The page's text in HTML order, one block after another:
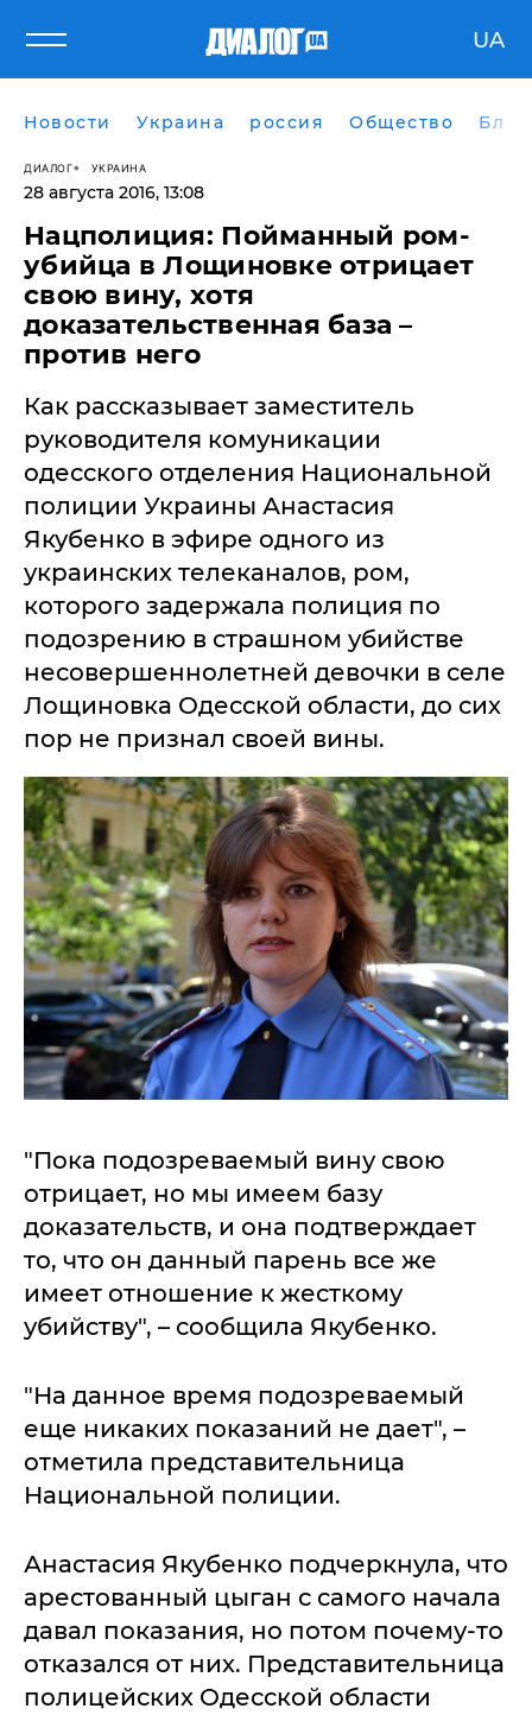
UA
Новости Украина россия Общество
ДИАЛОГ УКРАИНА
28 августа 2016, 13:08
Нацполиция: ​Пойманный ром-
убийца в Лощиновке отрицает
свою вину, хотя
доказательственная база –
против него
Как рассказывает заместитель
руководителя комуникации
одесского отделения Национальной
полиции Украины Анастасия
Якубенко в эфире одного из
украинских телеканалов, ром,
которого задержала полиция по
подозрению в страшном убийстве
несовершеннолетней девочки в селе
Лощиновка Одесской области, до сих
пор не признал своей вины.
"Пока подозреваемый вину свою
отрицает, но мы имеем базу
доказательств, и она подтверждает
то, что он данный парень все же
имеет отношение к жесткому
убийству", – сообщила Якубенко.
"На данное время подозреваемый
еще никаких показаний не дает", –
отметила представительница
Национальной полиции.
Анастасия Якубенко подчеркнула, что
арестованный цыган с самого начала
давал показания, но потом почему-то
отказался от них. Представительница
полицейских Одесской области